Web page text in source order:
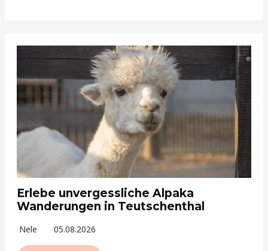
Erlebe unvergessliche Alpaka
Wanderungen in Teutschenthal
Nele 05.08.2026